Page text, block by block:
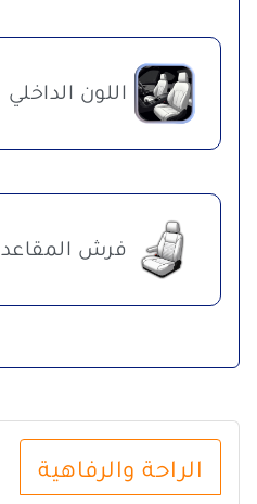
اللون الداخلي
فرش المقاعد
الراحة والرفاهية